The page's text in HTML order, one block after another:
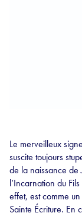
Le merveilleux
suscite toujours
de la naissance de
l’Incarnation du
effet, est comme
Sainte Écriture. En